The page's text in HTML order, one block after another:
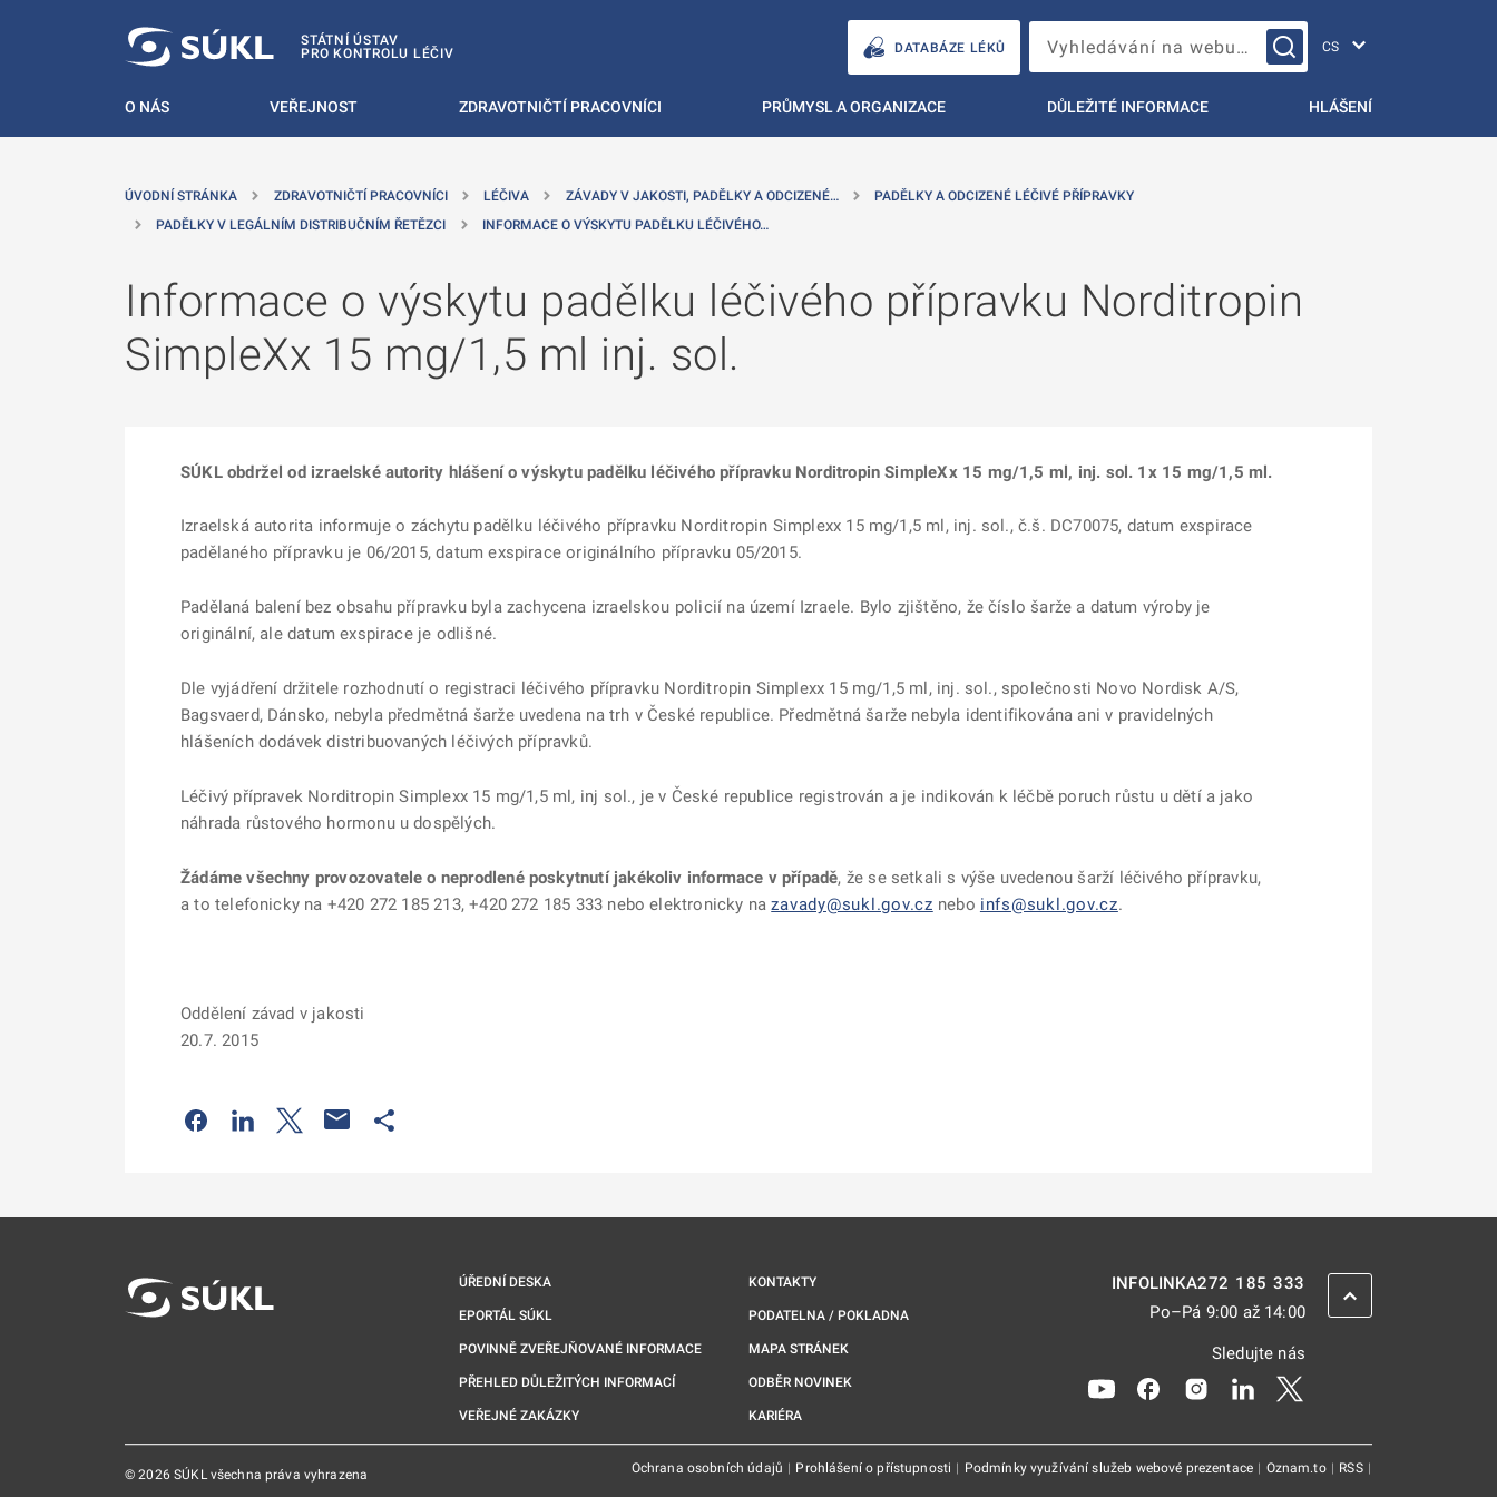
STÁTNÍ ÚSTAV
PRO KONTROLU LÉČIV
DATABÁZE LÉKŮ Vyhledávání na webu…
O NÁS VEŘEJNOST ZDRAVOTNIČTÍ PRACOVNÍCI PRŮMYSL A ORGANIZACE DŮLEŽITÉ INFORMACE HLÁŠENÍ
ÚVODNÍ STRÁNKA ZDRAVOTNIČTÍ PRACOVNÍCI LÉČIVA ZÁVADY V JAKOSTI, PADĚLKY A ODCIZENÉ…
PADĚLKY A ODCIZENÉ LÉČIVÉ PŘÍPRAVKY
PADĚLKY V LEGÁLNÍM DISTRIBUČNÍM ŘETĚZCI
INFORMACE O VÝSKYTU PADĚLKU LÉČIVÉHO…
Informace o výskytu padělku léčivého přípravku Norditropin
SimpleXx 15 mg/1,5 ml inj. sol.
SÚKL obdržel od izraelské autority hlášení o výskytu padělku léčivého přípravku Norditropin SimpleXx 15 mg/1,5 ml, inj. sol. 1x 15 mg/1,5 ml.
Izraelská autorita informuje o záchytu padělku léčivého přípravku Norditropin Simplexx 15 mg/1,5 ml, inj. sol., č.š. DC70075, datum exspirace
padělaného přípravku je 06/2015, datum exspirace originálního přípravku 05/2015.
Padělaná balení bez obsahu přípravku byla zachycena izraelskou policií na území Izraele. Bylo zjištěno, že číslo šarže a datum výroby je
originální, ale datum exspirace je odlišné.
Dle vyjádření držitele rozhodnutí o registraci léčivého přípravku Norditropin Simplexx 15 mg/1,5 ml, inj. sol., společnosti Novo Nordisk A/S,
Bagsvaerd, Dánsko, nebyla předmětná šarže uvedena na trh v České republice. Předmětnášarže nebyla identifikována ani v pravidelných
hlášeních dodávek distribuovaných léčivých přípravků.
Léčivý přípravek Norditropin Simplexx 15 mg/1,5 ml, inj sol., je v České republice registrován a je indikován k léčbě poruch růstu u dětí a jako
náhrada růstového hormonu u dospělých.
Žádáme všechny provozovatele o neprodlené poskytnutí jakékoliv informace v případě, že se setkali s výše uvedenou šarží léčivého přípravku,
a to telefonicky na +420 272 185 213, +420 272 185 333 nebo elektronicky nazavady@sukl.gov.cz nebo infs@sukl.gov.cz.
Oddělení závad v jakosti
20.7. 2015
Odkaz se otevře na nové kartě
Odkaz se otevře na nové kartě
Odkaz se otevře na nové kartě
ÚŘEDNÍ DESKA
EPORTÁL SÚKL
POVINNĚ ZVEŘEJŇOVANÉ INFORMACE
PŘEHLED DŮLEŽITÝCH INFORMACÍ
VEŘEJNÉ ZAKÁZKY
KONTAKTY
PODATELNA / POKLADNA
MAPA STRÁNEK
ODBĚR NOVINEK
KARIÉRA
INFOLINKA272 185 333
Po–Pá 9:00 až 14:00
Sledujte nás
Odkaz se otevře na nové kartě
Odkaz se otevře na nové kartě
Odkaz se otevře na nové kartě
Odkaz se otevře na nové
© 2026 SÚKL všechna práva vyhrazena Ochrana osobních údajů | Prohlášení o přístupnosti | Podmínky využívání služeb webové prezentace | Oznam.to | RSS |
ZPĚT NAHORU